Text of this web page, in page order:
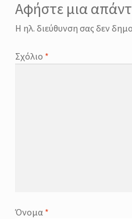
Αφήστε μια
Η ηλ. διεύθυνση σας δεν
Σχόλιο *
Όνομα *